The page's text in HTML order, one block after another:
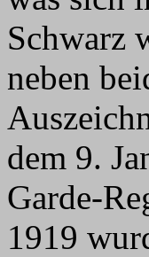
Schwarz
neben
dem 9.
Garde-
1919